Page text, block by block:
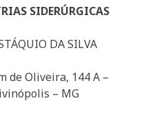
SIDERÚRGICAS
DA SILVA
de Oliveira, 144 A –
– MG